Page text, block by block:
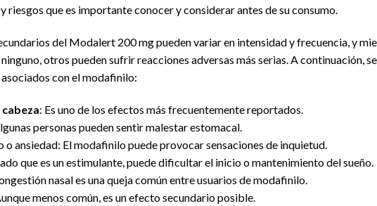
y riesgos que es importante conocer y considerar antes de su consumo.
del Modalert 200 mg pueden variar en intensidad y frecuencia, y
otros pueden sufrir reacciones adversas más serias. A continuación,
con el modafinilo:
: Es uno de los efectos más frecuentemente reportados.
personas pueden sentir malestar estomacal.
o ansiedad: El modafinilo puede provocar sensaciones de inquietud.
que es un estimulante, puede dificultar el inicio o mantenimiento del sueño.
nasal es una queja común entre usuarios de modafinilo.
menos común, es un efecto secundario posible.